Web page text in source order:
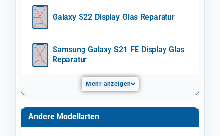
Galaxy S22 Display Glas Reparatur
Samsung Galaxy S21 FE Display Glas
Reparatur
Mehr anzeigen
Andere Modellarten